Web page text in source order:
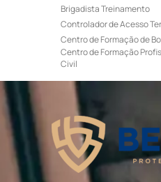
Brigadista Treinamento
Controlador de Acesso
Centro de Formação de
Centro de Formação
Civil
Curso de Bombeiro Civil
Curso de Bombeiro Civil
Curso de Bombeiro Civil
Curso de Bombeiro Civil
Curso de Bombeiro Civil
Curso de Brigada de
Curso de Formação de